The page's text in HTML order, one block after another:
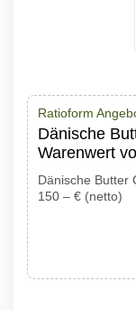
Ratioform
Dänische
Warenwert
Dänische Butter
150 – € (netto)